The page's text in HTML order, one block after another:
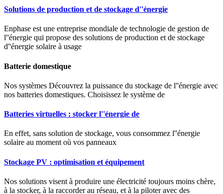
Solutions de production et de stockage d''énergie
Enphase est une entreprise mondiale de technologie de gestion de
l''énergie qui propose des solutions de production et de stockage
d''énergie solaire à usage
Batterie domestique
Nos systèmes Découvrez la puissance du stockage de l''énergie avec
nos batteries domestiques. Choisissez le système de
Batteries virtuelles : stocker l''énergie de
En effet, sans solution de stockage, vous consommez l''énergie
solaire au moment où vos panneaux
Stockage PV : optimisation et équipement
Nos solutions visent à produire une électricité toujours moins chère,
à la stocker, à la raccorder au réseau, et à la piloter avec des